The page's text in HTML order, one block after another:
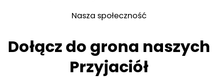
Nasza społeczność
Dołącz do grona naszych
Przyjaciół